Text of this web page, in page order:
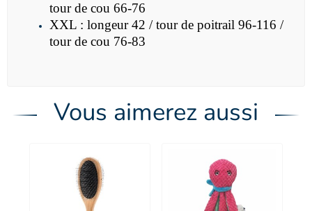
tour de cou 66-76
XXL : longeur 42 / tour de poitrail 96-116 /
tour de cou 76-83
Vous aimerez aussi